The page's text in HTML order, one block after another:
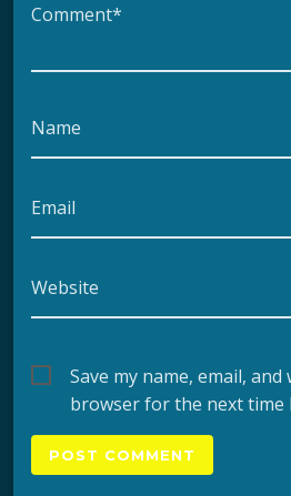
Comment*
Name
Email
Website
Save my name, email,
browser for the next time